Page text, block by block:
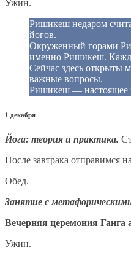
Ужин.
Ришикеш недаром
йогов.
Окруженный горами
именно Ришикеш.
Сейчас здесь открыты
важные вопросы.
Ришикеш — настоящее
1 декабря
Йога: теория и практика.
После завтрака отправимся
Обед.
Занятие с
Вечерняя церемония Ганга
Ужин.